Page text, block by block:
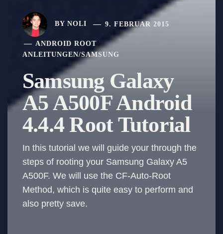
BY NOLI 9. FEBRUAR 2015
ANDROID ROOT
ANLEITUNGEN/SAMSUNG
Samsung Galaxy
A5 A500F Android
4.4.4 Root Tutorial
In this tutorial we will guide your through the
steps of rooting your Samsung Galaxy A5
A500F. We will use the CF-Auto-Root
Method, which is quite easy to perform and
also pretty save.